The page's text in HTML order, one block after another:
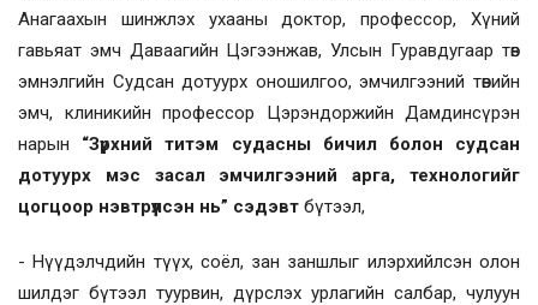
Анагаахын шинжлэх ухааны доктор, профессор, Хүний
гавьяат эмч Даваагийн Цэгээнжав, Улсын Гуравдугаар төв
эмнэлгийн Судсан дотуурх оношилгоо, эмчилгээний төвийн
эмч, клиникийн профессор Цэрэндоржийн Дамдинсүрэн
нарын “Зүрхний титэм судасны бичил болон судсан
дотуурх мэс засал эмчилгээний арга, технологийг
цогцоор нэвтрүүлсэн нь” сэдэвт бүтээл,
- Нүүдэлчдийн түүх, соёл, зан заншлыг илэрхийлсэн олон
шилдэг бүтээл туурвин, дүрслэх урлагийн салбар, чулуун